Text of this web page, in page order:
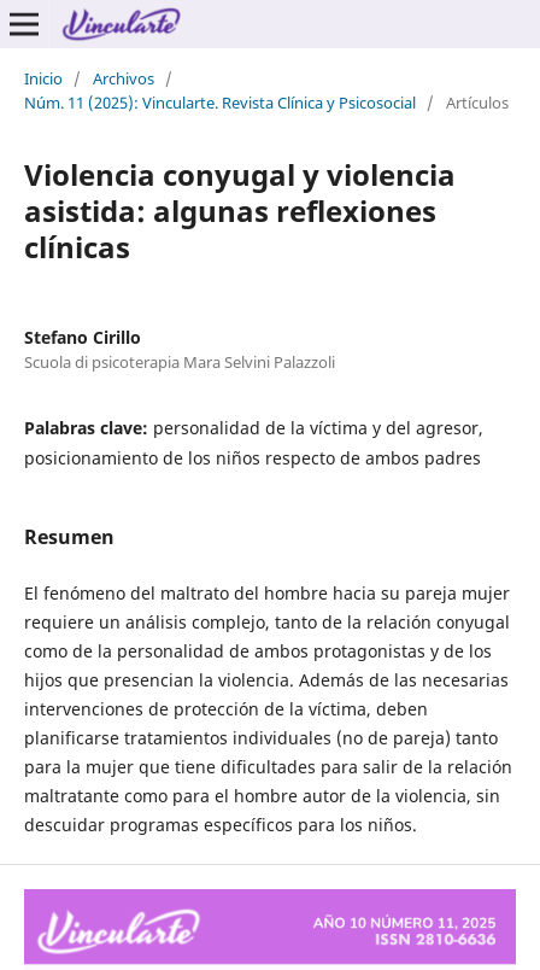
Inicio / Archivos /
Núm. 11 (2025): Vincularte. Revista Clínica y Psicosocial / Artículos
Violencia conyugal y violencia
asistida: algunas reflexiones
clínicas
Stefano Cirillo
Scuola di psicoterapia Mara Selvini Palazzoli
Palabras clave: personalidad de la víctima y del agresor,
posicionamiento de los niños respecto de ambos padres
Resumen
El fenómeno del maltrato del hombre hacia su pareja mujer
requiere un análisis complejo, tanto de la relación conyugal
como de la personalidad de ambos protagonistas y de los
hijos que presencian la violencia. Además de las necesarias
intervenciones de protección de la víctima, deben
planificarse tratamientos individuales (no de pareja) tanto
para la mujer que tiene dificultades para salir de la relación
maltratante como para el hombre autor de la violencia, sin
descuidar programas específicos para los niños.